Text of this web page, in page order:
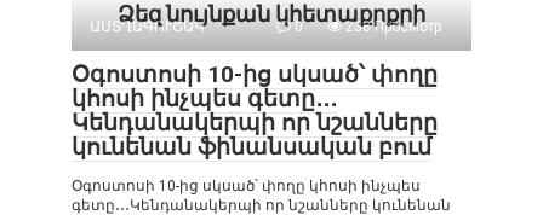
Ձեզ նույնքան կհետաքրքրի
ԱՍՏՂԱԳՈՒՇԱԿ 0 238 Просмотр
Օգոստոսի 10-ից սկսած՝ փողը
կհոսի ինչպես գետը․․․
Կենդանակերպի որ նշանները
կունենան ֆինանսական բում
Օգոստոսի 10-ից սկսած՝ փողը կհոսի ինչպես
գետը․․․Կենդանակերպի որ նշանները կունենան